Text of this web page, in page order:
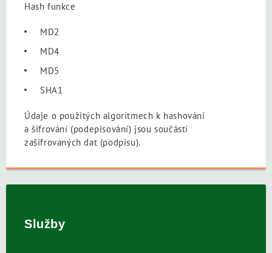
Hash funkce
MD2
MD4
MD5
SHA1
Údaje o použitých algoritmech k hashování
a šifrování (podepisování) jsou součástí
zašifrovaných dat (podpisu).
Služby